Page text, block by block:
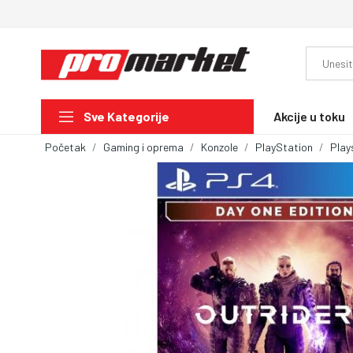
Sve Kategorije Akcije u toku
Početak Gaming i oprema Konzole PlayStation